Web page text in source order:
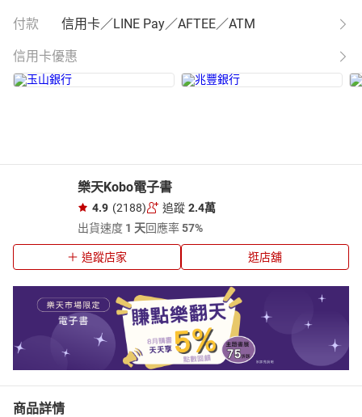
付款 信用卡／LINE Pay／AFTEE／ATM
信用卡優惠
樂天Kobo電子書
4.9 (2188) 追蹤 2.4萬
出貨速度 1 天回應率57%
追蹤店家 逛店舖
商品詳情